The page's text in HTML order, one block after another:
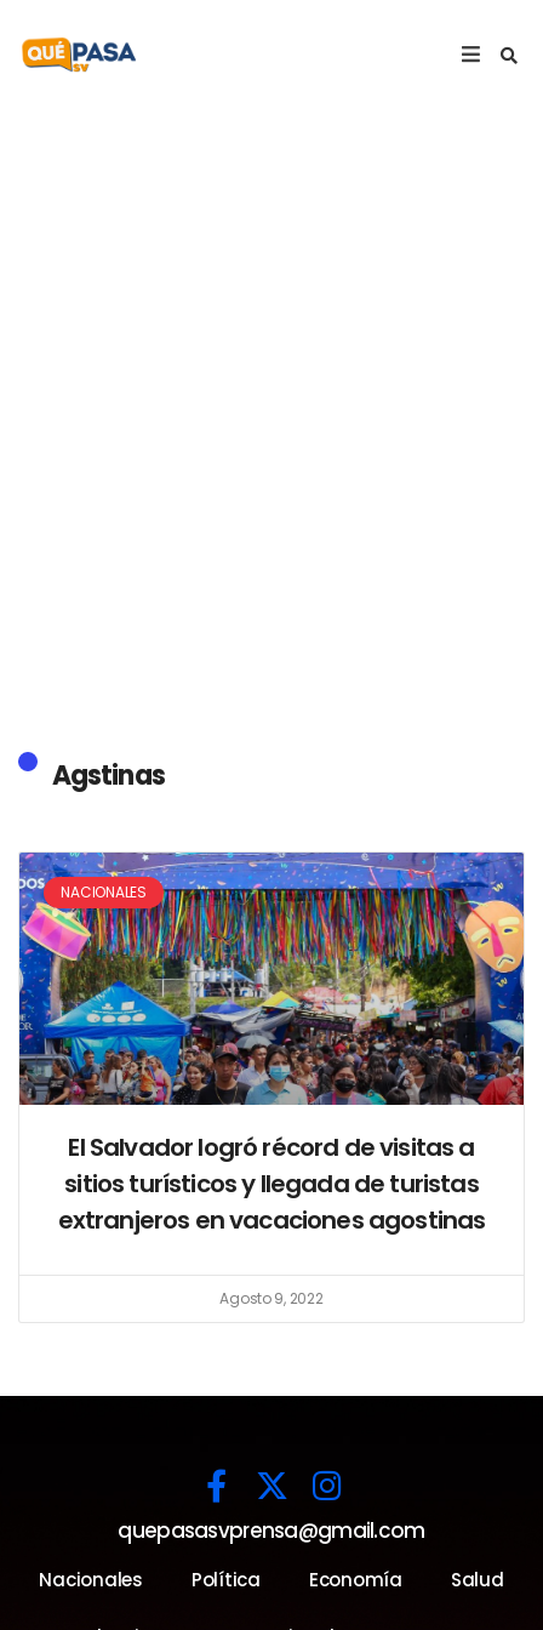
Agstinas
NACIONALES
El Salvador logró récord de visitas a
sitios turísticos y llegada de turistas
extranjeros en vacaciones agostinas
Agosto 9, 2022
quepasasvprensa@gmail.com
Nacionales Política Economía Salud